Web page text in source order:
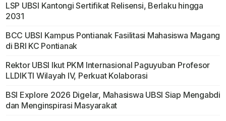
LSP UBSI Kantongi Sertifikat Relisensi, Berlaku hingga
2031
BCC UBSI Kampus Pontianak Fasilitasi Mahasiswa Magang
di BRI KC Pontianak
Rektor UBSI Ikut PKM Internasional Paguyuban Profesor
LLDIKTI Wilayah IV, Perkuat Kolaborasi
BSI Explore 2026 Digelar, Mahasiswa UBSI Siap Mengabdi
dan Menginspirasi Masyarakat